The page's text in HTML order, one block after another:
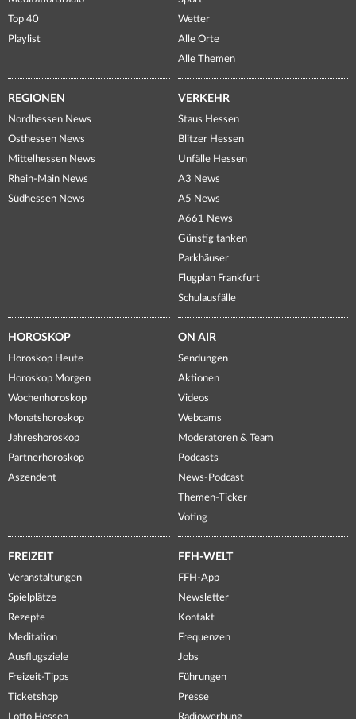
Top 40
Playlist
Wetter
Alle Orte
Alle Themen
REGIONEN
Nordhessen News
Osthessen News
Mittelhessen News
Rhein-Main News
Südhessen News
VERKEHR
Staus Hessen
Blitzer Hessen
Unfälle Hessen
A3 News
A5 News
A661 News
Günstig tanken
Parkhäuser
Flugplan Frankfurt
Schulausfälle
HOROSKOP
Horoskop Heute
Horoskop Morgen
Wochenhoroskop
Monatshoroskop
Jahreshoroskop
Partnerhoroskop
Aszendent
ON AIR
Sendungen
Aktionen
Videos
Webcams
Moderatoren & Team
Podcasts
News-Podcast
Themen-Ticker
Voting
FREIZEIT
Veranstaltungen
Spielplätze
Rezepte
Meditation
Ausflugsziele
Freizeit-Tipps
Ticketshop
Lotto Hessen
FFH-WELT
FFH-App
Newsletter
Kontakt
Frequenzen
Jobs
Führungen
Presse
Radiowerbung